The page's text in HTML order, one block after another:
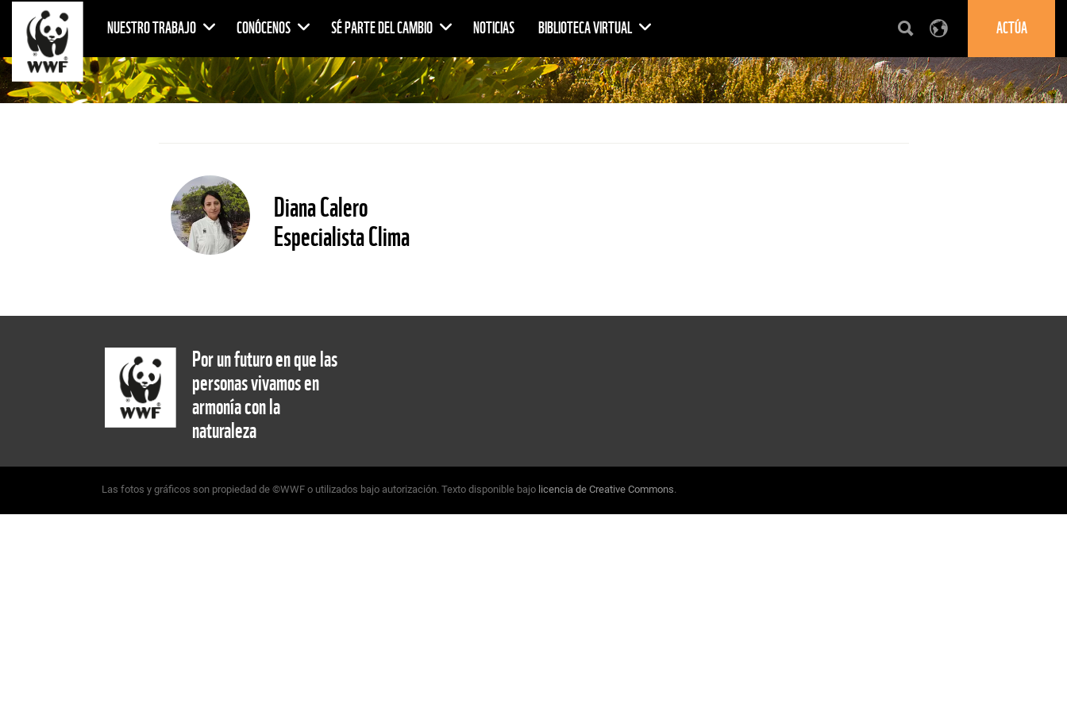
NUESTRO TRABAJO CONÓCENOS SÉ PARTE DEL CAMBIO NOTICIAS BIBLIOTECA VIRTUAL ACTÚA
Diana Calero
Especialista Clima
Por un futuro en que las
personas vivamos en
armonía con la
naturaleza
Las fotos y gráficos son propiedad de ©WWF o utilizados bajo autorización. Texto disponible bajo licencia de Creative Commons.